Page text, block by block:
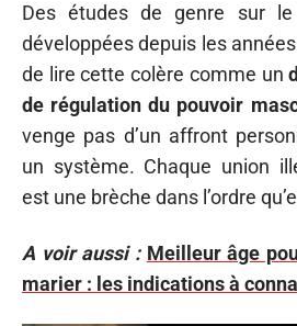
Des études de genre sur le
développées depuis les
de lire cette colère comme un
de régulation du pouvoir
venge pas d’un affront
un système. Chaque union
est une brèche dans l’ordre
A voir aussi : Meilleur âge
marier : les indications à